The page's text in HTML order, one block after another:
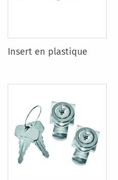
Insert en plastique